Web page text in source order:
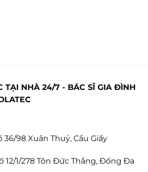
TẠI NHÀ 24/7 - BÁC SĨ GIA ĐÌNH
36/98 Xuân Thuỷ, Cầu Giấy
12/1/278 Tôn Đức Thắng, Đống Đa